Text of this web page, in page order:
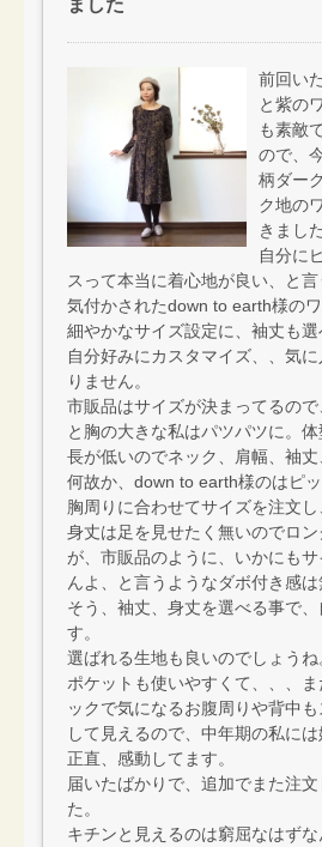
前回い
と紫の
も素敵
ので、
柄ダー
ク地の
きまし
自分に
スって本当に着心地が良い、と
気付かされたdown to earth様のワ
細やかなサイズ設定に、袖丈も
自分好みにカスタマイズ、、気
りません。
市販品はサイズが決まってるの
と胸の大きな私はパツパツに。
長が低いのでネック、肩幅、袖丈
何故か、down to earth様のはピ
胸周りに合わせてサイズを注文し
身丈は足を見せたく無いのでロ
が、市販品のように、いかにも
んよ、と言うようなダボ付き感
そう、袖丈、身丈を選べる事で、
す。
選ばれる生地も良いのでしょうね
ポケットも使いやすくて、、、
ックで気になるお腹周りや背中
して見えるので、中年期の私には
正直、感動してます。
届いたばかりで、追加でまた注
た。
キチンと見えるのは窮屈なはず